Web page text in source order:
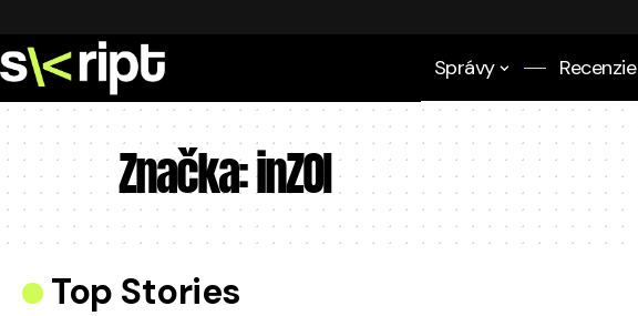
Správy Recenzie
Značka:inZOI
Top Stories